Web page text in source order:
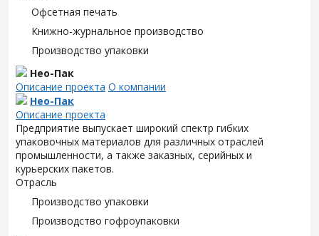
Офсетная печать
Книжно-журнальное производство
Производство упаковки
Нео-Пак
Описание проекта О компании
Нео-Пак
Описание проекта
Предприятие выпускает широкий спектр гибких
упаковочных материалов для различных отраслей
промышленности, а также заказных, серийных и
курьерских пакетов.
Отрасль
Производство упаковки
Производство гофроупаковки